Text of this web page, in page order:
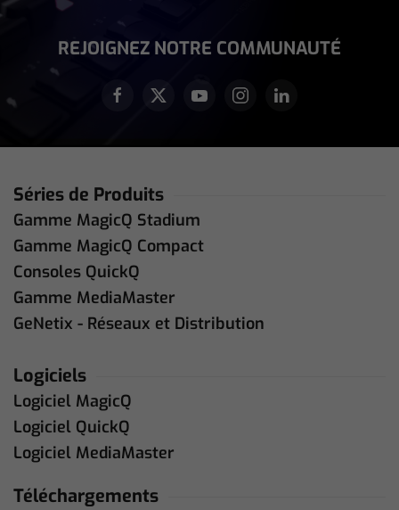
Address(Nécessaire)
REJOIGNEZ NOTRE COMMUNAUTÉ
Séries de Produits
Gamme MagicQ Stadium
Gamme MagicQ Compact
Consoles QuickQ
Gamme MediaMaster
GeNetix - Réseaux et Distribution
Logiciels
Logiciel MagicQ
Logiciel QuickQ
Logiciel MediaMaster
Téléchargements